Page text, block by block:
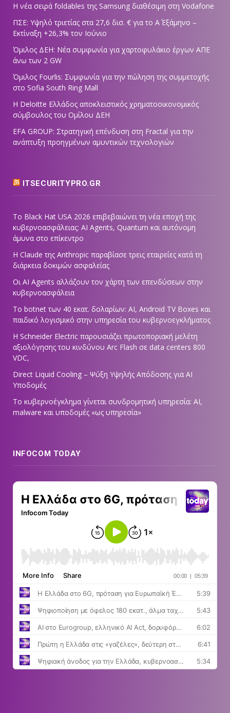
Η νέα σειρά foldables της Samsung διαθέσιμη στη Vodafone
ΠΣΕ: Υψηλό τριετίας στα 27,6 δισ. € για το Α΄ Εξάμηνο –
Εκτίναξη +26,3% τον Ιούνιο
Όμιλος ΔΕΗ: Νέα συμφωνία για χαρτοφυλάκιο έργων ΑΠΕ
άνω των 2 GW
Όμιλος Fourlis: Συμφωνία για την πώληση της συμμετοχής
στο Sofia South Ring Mall
Η Deloitte Ελλάδος αποκλειστικός χρηματοοικονομικός
σύμβουλος του Ομίλου ΔΕΗ
EFA GROUP: Στρατηγική επένδυση στη Fractal για την
ανάπτυξη προηγμένων αμυντικών τεχνολογιών
ITSECURITYPRO.GR
Το Black Hat USA 2026 επιβεβαιώνει τη νέα εποχή της
κυβερνοασφάλειας: AI Agents, Quantum και αυτόνομη
άμυνα στο επίκεντρο
Η Claude της Anthropic παραβίασε τρεις εταιρείες κατά τη
διάρκεια δοκιμών ασφαλείας
Οι AI Agents αλλάζουν τον χάρτη των επενδύσεων στην
κυβερνοασφάλεια
Το botnet των 40 εκατ. δολαρίων: AI, Android TV Boxes και
παιδικό λογισμικό στην υπηρεσία του κυβερνοεγκλήματος
Η Schneider Electric παρουσιάζει πρωτοποριακή μελέτη
αξιολόγησης του κινδύνου Arc Flash σε data centers 800
VDC,
Direct Liquid Cooling – Ψύξη Υψηλής Απόδοσης για AI
Υποδομές
Το κυβερνοέγκλημα γίνεται συνδρομητική υπηρεσία: AI,
malware και υποδομές «ως υπηρεσία»
INFOCOM TODAY